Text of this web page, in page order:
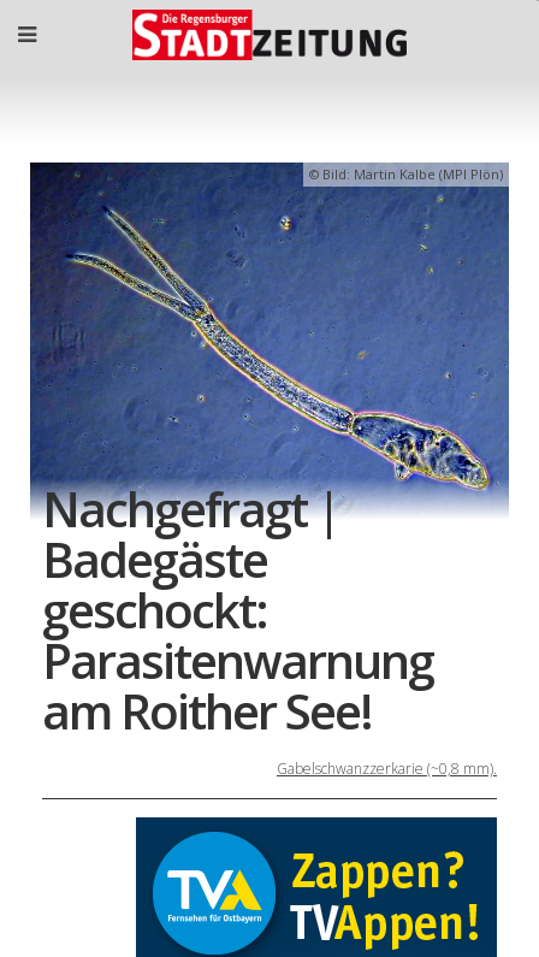
Bild: Martin Kalbe (MPI Plön)
Nachgefragt |
Badegäste
geschockt:
Parasitenwarnung
am Roither See!
Gabelschwanzzerkarie (~0,8 mm).